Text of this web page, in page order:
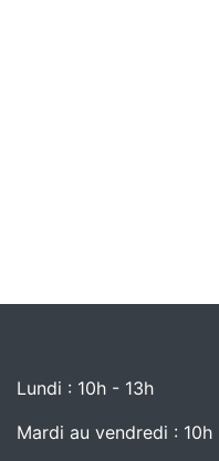
Lundi : 10h - 13h
Mardi au vendredi :